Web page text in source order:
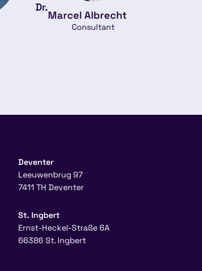
Dr.
Marcel Albrecht
Consultant
Deventer
Leeuwenbrug 97
7411 TH Deventer
St. Ingbert
Ernst-Heckel-Straße 6A
66386 St. Ingbert